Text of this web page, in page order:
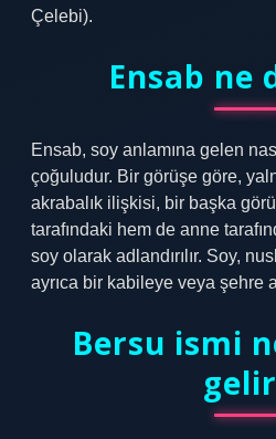
Çelebi).
Ensab ne
Ensab, soy anlamına gelen
çoğuludur. Bir görüşe göre,
akrabalık ilişkisi, bir başka
tarafındaki hem de anne
soy olarak adlandırılır. Soy,
ayrıca bir kabileye veya şehre
Bersu ismi